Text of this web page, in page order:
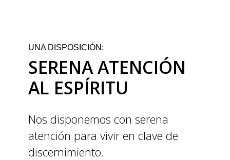
UNA DISPOSICIÓN:
SERENA ATENCIÓN
AL ESPÍRITU
Nos disponemos con serena
atención para vivir en clave de
discernimiento.